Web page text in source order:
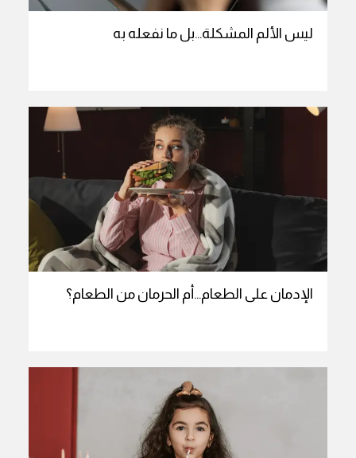
ليس الألم المشكلة…بل ما نفعله به
الإدمان على الطعام…أم الحرمان من الطعام؟